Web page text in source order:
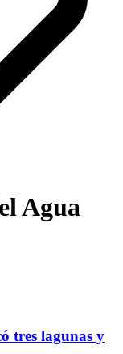
Agua
tres lagunas y